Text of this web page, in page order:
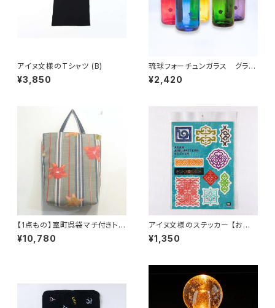
アイヌ文様のTシャツ (B)
¥3,850
琉球フォーチュンガラス グラ
ス -glass- 【自分や友人、家
族、推しの幸せを願うグラス】
¥2,420
【1点もの】室町呉袋マチ付きトー
トバッグ 大サイズ
¥10,780
アイヌ文様のステッカー 【お客
様の声から生まれた商品】
¥1,350